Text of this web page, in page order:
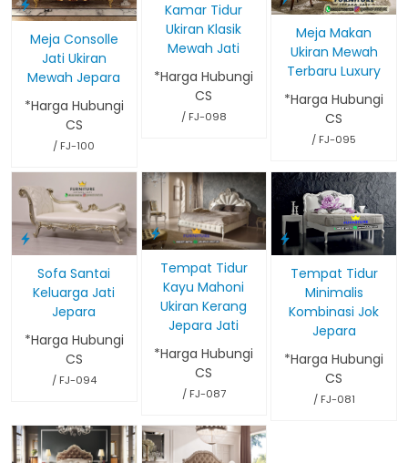
Meja Consolle
Jati Ukiran
Mewah Jepara
*Harga Hubungi
CS
/ FJ-100
Kamar Tidur
Ukiran Klasik
Mewah Jati
*Harga Hubungi
CS
/ FJ-098
Meja Makan
Ukiran Mewah
Terbaru Luxury
*Harga Hubungi
CS
/ FJ-095
Sofa Santai
Keluarga Jati
Jepara
*Harga Hubungi
CS
/ FJ-094
Tempat Tidur
Kayu Mahoni
Ukiran Kerang
Jepara Jati
*Harga Hubungi
CS
/ FJ-087
Tempat Tidur
Minimalis
Kombinasi Jok
Jepara
*Harga Hubungi
CS
/ FJ-081